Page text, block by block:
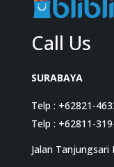
Call Us
SURABAYA
Telp : +62821-
Telp : +62811-
Jalan Tanjungsari